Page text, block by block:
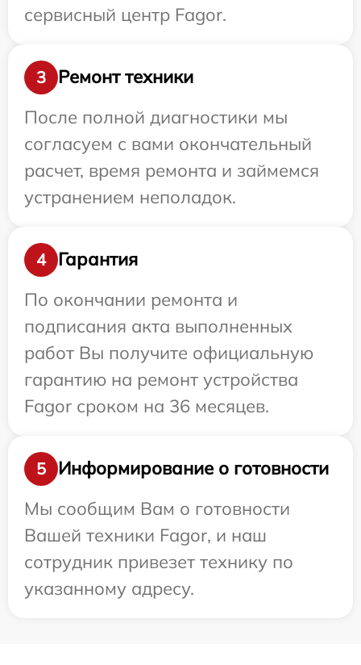
сервисный центр Fagor.
3
Ремонт техники
После полной диагностики мы
согласуем с вами окончательный
расчет, время ремонта и займемся
устранением неполадок.
4
Гарантия
По окончании ремонта и
подписания акта выполненных
работ Вы получите официальную
гарантию на ремонт устройства
Fagor сроком на 36 месяцев.
5
Информирование о готовности
Мы сообщим Вам о готовности
Вашей техники Fagor, и наш
сотрудник привезет технику по
указанному адресу.